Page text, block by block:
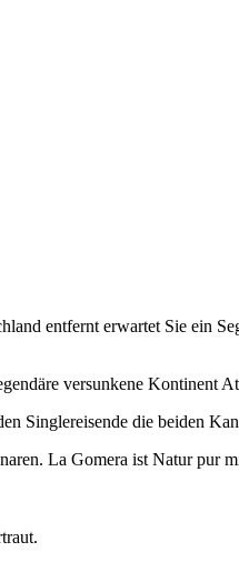
entfernt erwartet Sie ein
versunkene Kontinent
Singlereisende die beiden
La Gomera ist Natur pur